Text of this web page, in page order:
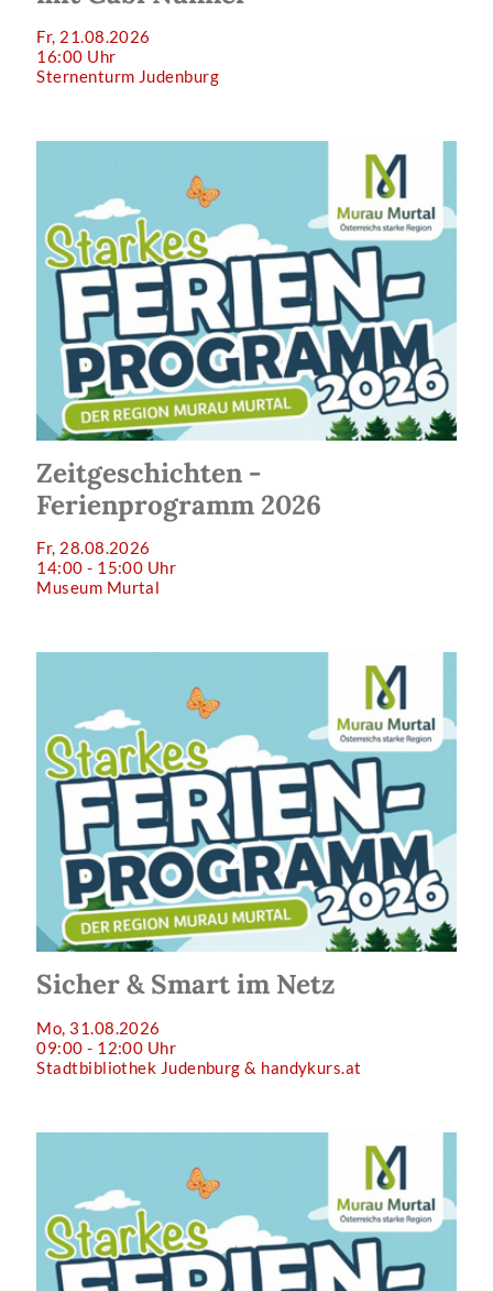
Fr, 21.08.2026
16:00 Uhr
Sternenturm Judenburg
Zeitgeschichten -
Ferienprogramm 2026
Fr, 28.08.2026
14:00 - 15:00 Uhr
Museum Murtal
Sicher & Smart im Netz
Mo, 31.08.2026
09:00 - 12:00 Uhr
Stadtbibliothek Judenburg & handykurs.at